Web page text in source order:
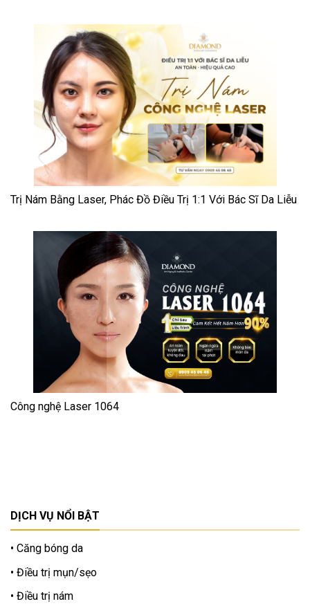
Trị Nám Bằng Laser, Phác Đồ Điều Trị 1:1 Với Bác Sĩ Da Liễu
Công nghệ Laser 1064
DỊCH VỤ NỔI BẬT
Căng bóng da
Điều trị mụn/sẹo
Điều trị nám